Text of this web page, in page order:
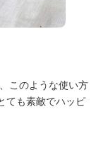
このような使い方
ても素敵でハッピ